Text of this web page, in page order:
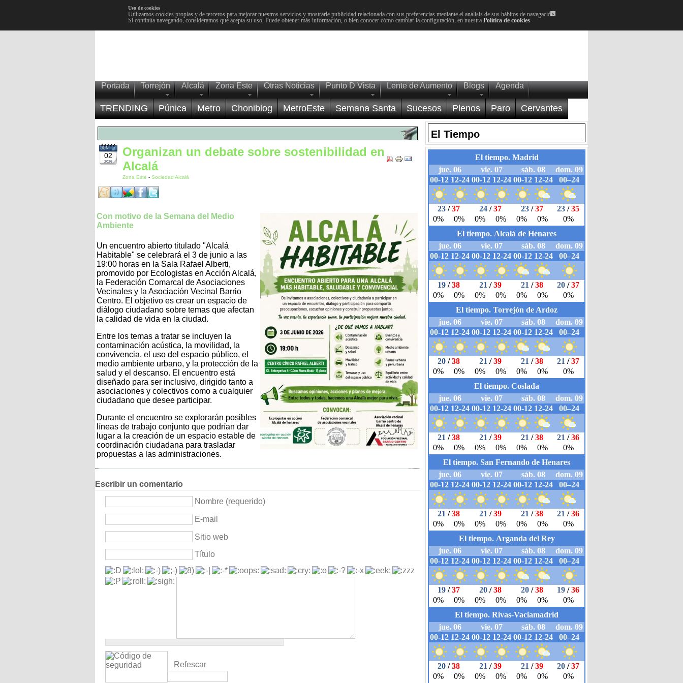
x
Uso de cookies
Utilizamos cookies propias y de terceros para mejorar nuestros servicios y mostrarle publicidad relacionada con sus preferencias mediante el análisis de sus hábitos de navegación.
Si continúa navegando, consideramos que acepta su uso. Puede obtener más información, o bien conocer cómo cambiar la configuración, en nuestra Política de cookies
Portada Torrejón Alcalá Zona Este Otras Noticias Punto D Vista Lente de Aumento Blogs Agenda
TRENDING Púnica Metro Choniblog MetroEste Semana Santa Sucesos Plenos Paro Cervantes
02
JUN
2026
Organizan un debate sobre sostenibilidad en
Alcalá
Zona Este - Sociedad Alcalá
Con motivo de la Semana del Medio
Ambiente
Un encuentro abierto titulado "Alcalá
Habitable" se celebrará el 3 de junio a las
19:00 horas en la Sala Rafael Alberti,
promovido por Ecologistas en Acción Alcalá,
la Federación Comarcal de Asociaciones
Vecinales y la Asociación Vecinal Barrio
Centro. El objetivo es crear un espacio de
diálogo ciudadano sobre temas que afectan
la calidad de vida en la ciudad.
Entre los temas a tratar se incluyen la
contaminación acústica, la movilidad, la
convivencia, el uso del espacio público, el
medio ambiente urbano, y la protección de la
salud y el descanso. El encuentro está
diseñado para ser inclusivo, dirigido tanto a
asociaciones y colectivos como a cualquier
ciudadano que desee participar.
Durante el encuentro se explorarán posibles
líneas de trabajo conjunto que podrían dar
lugar a la creación de un espacio estable de
coordinación ciudadana para trasladar
propuestas a las administraciones.
Escribir un comentario
Nombre (requerido)
E-mail
Sitio web
Título
Refescar
El Tiempo